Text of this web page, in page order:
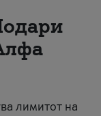
лимитот на